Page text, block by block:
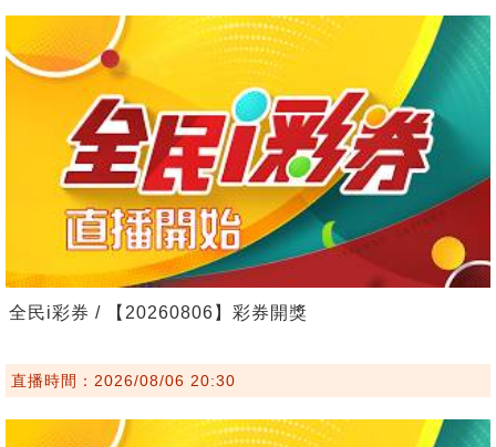
全民i彩券 / 【20260806】彩券開獎
直播時間：2026/08/06 20:30